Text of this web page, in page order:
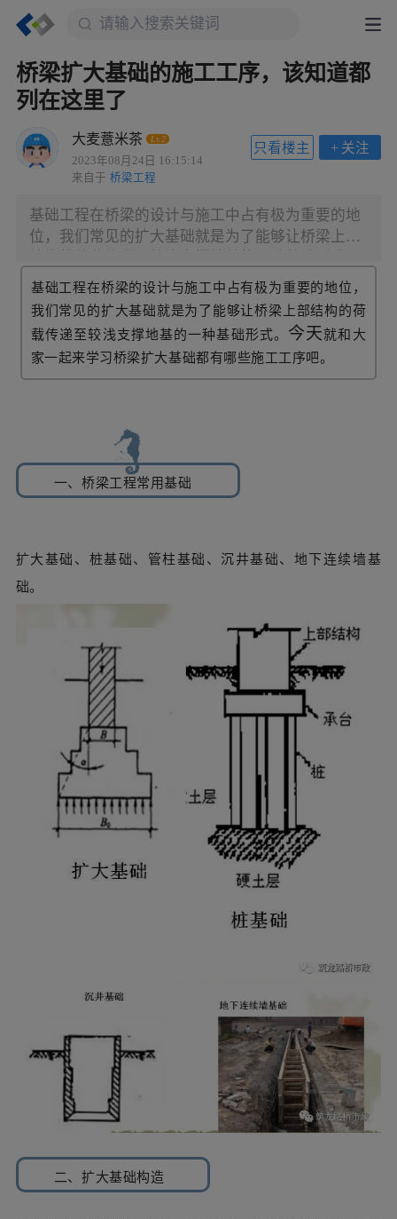
桥梁扩大基础的施工工序，该知道都
列在这里了
大麦薏米茶 Lv.2
2023年08月24日 16:15:14
来自于 桥梁工程
+ 关注
只看楼主
基础工程在桥梁的设计与施工中占有极为重要的地
位，我们常见的扩大基础就是为了能够让桥梁上部
今天就和大家一起来学习桥梁扩大基础都有哪些施
工工序吧。 一、桥梁工程常用基础
基础工程在桥梁的设计与施工中占有极为重要的地位，
我们常见的扩大基础就是为了能够让桥梁上部结构的荷
载传递至较浅支撑地基的一种基础形式。 今天就和大
家一起来学习桥梁扩大基础都有哪些施工工序吧。
一、桥梁工程常用基础
扩大基础、桩基础、管柱基础、沉井基础、地下连续墙基
础。
二、扩大基础构造